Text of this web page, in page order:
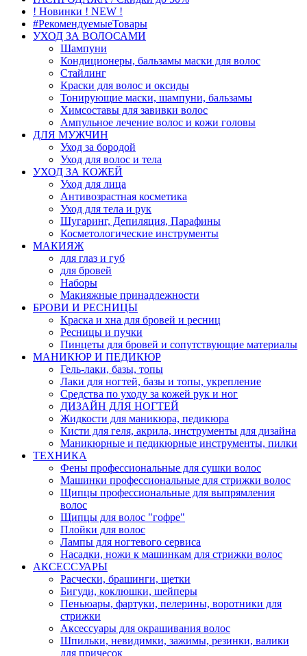
! Новинки ! NEW !
#РекомендуемыеТовары
УХОД ЗА ВОЛОСАМИ
Шампуни
Кондиционеры, бальзамы маски для волос
Стайлинг
Краски для волос и оксиды
Тонирующие маски, шампуни, бальзамы
Химсоставы для завивки волос
Ампульное лечение волос и кожи головы
ДЛЯ МУЖЧИН
Уход за бородой
Уход для волос и тела
УХОД ЗА КОЖЕЙ
Уход для лица
Антивозрастная косметика
Уход для тела и рук
Шугаринг, Депиляция, Парафины
Косметологические инструменты
МАКИЯЖ
для глаз и губ
для бровей
Наборы
Макияжные принадлежности
БРОВИ И РЕСНИЦЫ
Краска и хна для бровей и ресниц
Ресницы и пучки
Пинцеты для бровей и сопутствующие материалы
МАНИКЮР И ПЕДИКЮР
Гель-лаки, базы, топы
Лаки для ногтей, базы и топы, укрепление
Средства по уходу за кожей рук и ног
ДИЗАЙН ДЛЯ НОГТЕЙ
Жидкости для маникюра, педикюра
Кисти для геля, акрила, инструменты для дизайна
Маникюрные и педикюрные инструменты, пилки
ТЕХНИКА
Фены профессиональные для сушки волос
Машинки профессиональные для стрижки волос
Щипцы профессиональные для выпрямления
волос
Щипцы для волос "гофре"
Плойки для волос
Лампы для ногтевого сервиса
Насадки, ножи к машинкам для стрижки волос
АКСЕССУАРЫ
Расчески, брашинги, щетки
Бигуди, коклюшки, шейперы
Пеньюары, фартуки, пелерины, воротники для
стрижки
Аксессуары для окрашивания волос
Шпильки, невидимки, зажимы, резинки, валики
для причесок